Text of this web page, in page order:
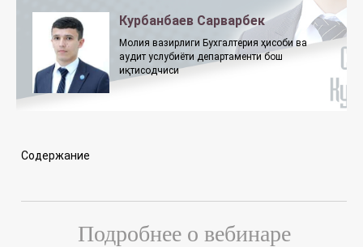
Курбанбаев Сарварбек
Молия вазирлиги Бухгалтерия ҳисоби ва
аудит услубиёти департаменти бош
иқтисодчиси
Содержание
Подробнее о вебинаре